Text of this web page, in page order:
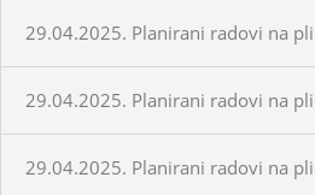
29.04.2025. Planirani radovi na
29.04.2025. Planirani radovi na
29.04.2025. Planirani radovi na